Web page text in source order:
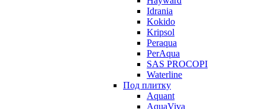
Idrania
Kokido
Kripsol
Peraqua
PerAqua
SAS PROCOPI
Waterline
Под плитку
Aquant
AquaViva